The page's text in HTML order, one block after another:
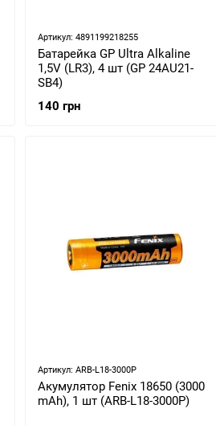
Артикул: 4891199218255
Батарейка GP Ultra Alkaline
1,5V (LR3), 4 шт (GP 24AU21-
SB4)
140 грн
Артикул: ARB-L18-3000P
Акумулятор Fenix 18650 (3000
mAh), 1 шт (ARB-L18-3000P)